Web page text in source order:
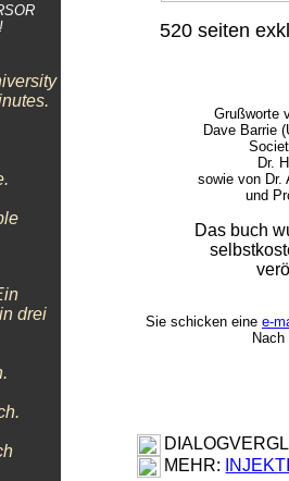
drei
520 seiten
Grußworte
Dave Barrie
Dr.
sowie von Dr.
und
Das buch
Sie schicken eine e-
MEHR: